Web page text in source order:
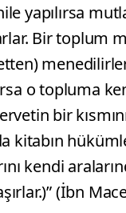
yapılırsa
Bir toplum
o topluma
bir
kitabın
kendi
(İbn